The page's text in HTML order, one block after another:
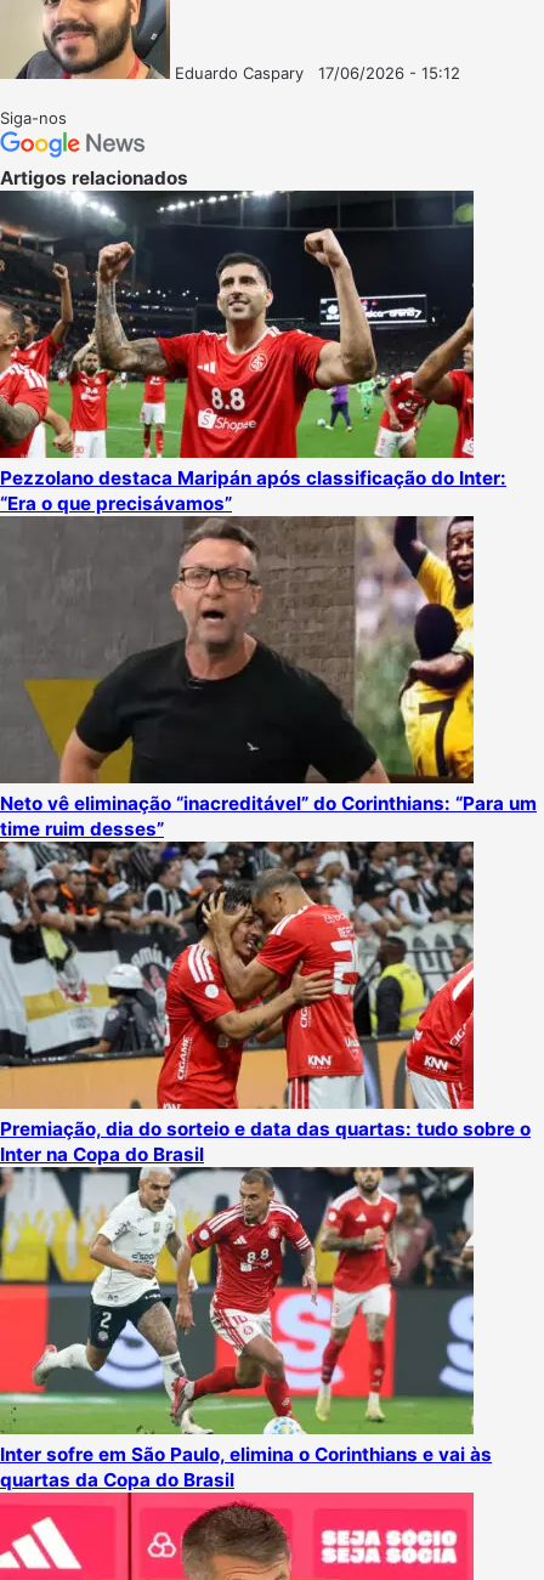
Eduardo Caspary
17/06/2026 - 15:12
Siga-nos
Artigos relacionados
Pezzolano destaca Maripán após classificação do Inter:
“Era o que precisávamos”
Neto vê eliminação “inacreditável” do Corinthians: “Para um
time ruim desses”
Premiação, dia do sorteio e data das quartas: tudo sobre o
Inter na Copa do Brasil
Inter sofre em São Paulo, elimina o Corinthians e vai às
quartas da Copa do Brasil